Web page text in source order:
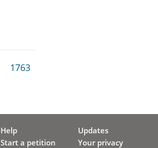
1763
Help
Start a petition
Updates
Your privacy